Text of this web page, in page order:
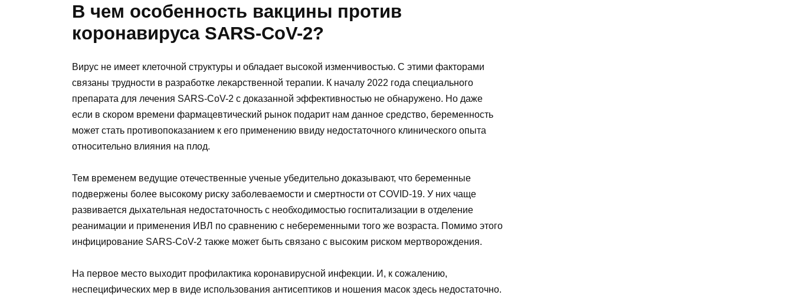
В чем особенность вакцины против
коронавируса SARS-CoV-2?
Вирус не имеет клеточной структуры и обладает высокой изменчивостью. С этими факторами
связаны трудности в разработке лекарственной терапии. К началу 2022 года специального
препарата для лечения SARS-CoV-2 с доказанной эффективностью не обнаружено. Но даже
если в скором времени фармацевтический рынок подарит нам данное средство, беременность
может стать противопоказанием к его применению ввиду недостаточного клинического опыта
относительно влияния на плод.
Тем временем ведущие отечественные ученые убедительно доказывают, что беременные
подвержены более высокому риску заболеваемости и смертности от COVID-19. У них чаще
развивается дыхательная недостаточность с необходимостью госпитализации в отделение
реанимации и применения ИВЛ по сравнению с небеременными того же возраста. Помимо этого
инфицирование SARS-CoV-2 также может быть связано с высоким риском мертворождения.
На первое место выходит профилактика коронавирусной инфекции. И, к сожалению,
неспецифических мер в виде использования антисептиков и ношения масок здесь недостаточно.